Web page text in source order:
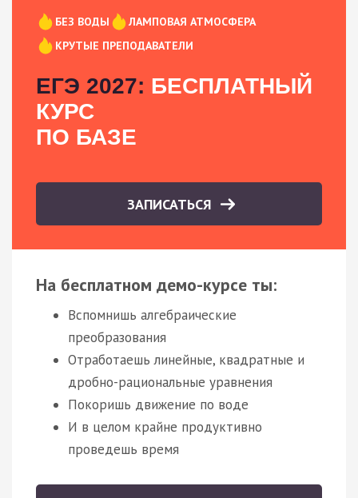
БЕЗ ВОДЫ
ЛАМПОВАЯ АТМОСФЕРА
КРУТЫЕ ПРЕПОДАВАТЕЛИ
ЕГЭ 2027: БЕСПЛАТНЫЙ
КУРС
ПО БАЗЕ
ЗАПИСАТЬСЯ
На бесплатном демо-курсе ты:
Вспомнишь алгебраические
преобразования
Отработаешь линейные, квадратные и
дробно-рациональные уравнения
Покоришь движение по воде
И в целом крайне продуктивно
проведешь время